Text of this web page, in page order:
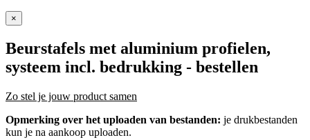
×
Beurstafels met aluminium profielen,
systeem incl. bedrukking - bestellen
Zo stel je jouw product samen
Opmerking over het uploaden van bestanden: je drukbestanden
kun je na aankoop uploaden.